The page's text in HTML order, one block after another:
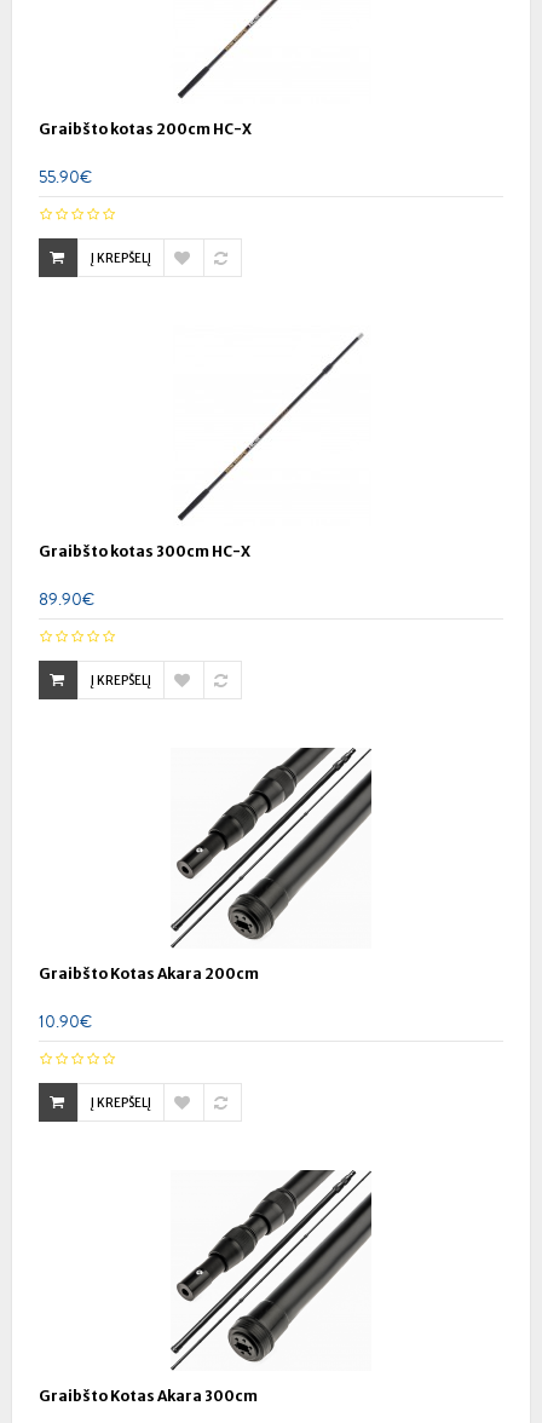
Graibšto kotas 200cm HC-X
55.90€
Į KREPŠELĮ
Graibšto kotas 300cm HC-X
89.90€
Į KREPŠELĮ
Graibšto Kotas Akara 200cm
10.90€
Į KREPŠELĮ
Graibšto Kotas Akara 300cm